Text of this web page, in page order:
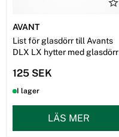
AVANT
List för glasdörr till Avants
DLX LX hytter med glasdörr
125 SEK
I lager
LÄS MER